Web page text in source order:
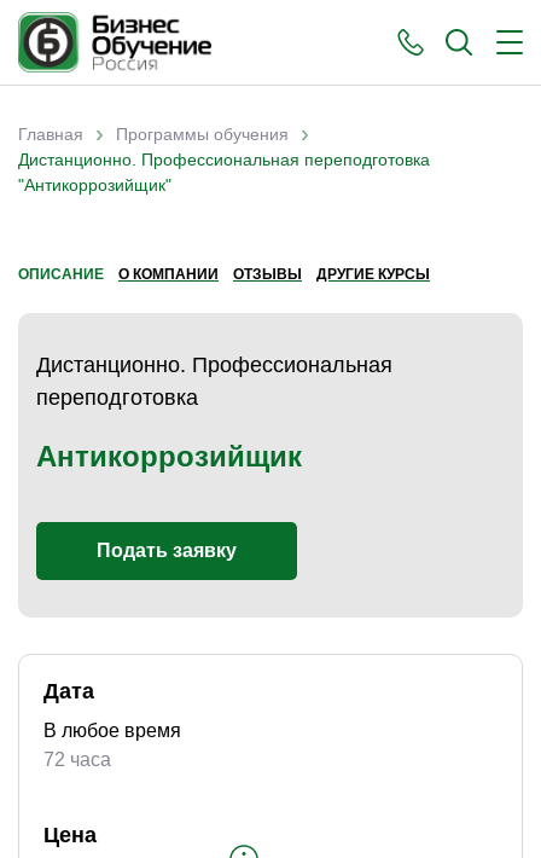
Вы здесь
Главная › Программы обучения ›
Дистанционно. Профессиональная переподготовка
"Антикоррозийщик"
ОПИСАНИЕ О КОМПАНИИ ОТЗЫВЫ ДРУГИЕ КУРСЫ
Дистанционно. Профессиональная
переподготовка
Антикоррозийщик
Подать заявку
Дата
В любое время
72 часа
Цена